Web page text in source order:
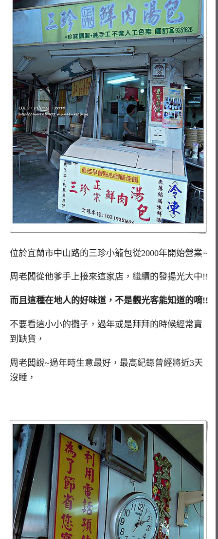
位於宜蘭市中山路的三珍小籠包從2000年開始營業~
周老闆從他爹手上接來這家店，繼續的發揚光大中!!
而且這種在地人的好味道，不是觀光客能知道的唷!!
不要看這小小的攤子，過年或是拜拜的時候經常賣
到缺貨，
周老闆說~過年時生意最好，最高紀錄曾經將近3天
沒睡，